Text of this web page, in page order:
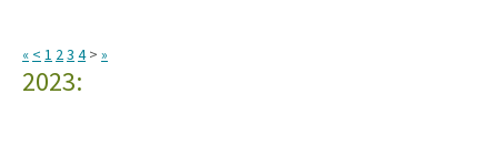
« < 1 23 4> »
2023: